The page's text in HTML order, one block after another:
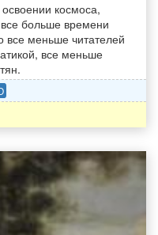
космоса,
больше времени
все меньше читателей
все меньше